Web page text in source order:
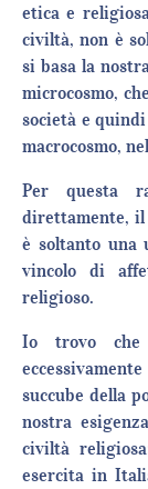
etica e
civiltà, non è
si basa la
microcosmo,
società e
macrocosmo,
Per questa
direttamente,
è soltanto una
vincolo di
religioso.
Io trovo
succube della
nostra
civiltà
esercita in